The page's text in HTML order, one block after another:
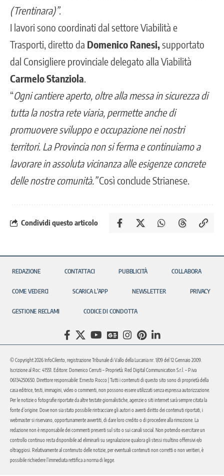
(Trentinara)”.
I lavori sono coordinati dal settore Viabilità e
Trasporti, diretto da Domenico Ranesi,supportato
dal Consigliere provinciale delegato alla Viabilità
Carmelo Stanziola
“Ogni cantiere aperto, oltre alla messa in sicurezza di
tutta la nostra rete viaria, permette anche di
promuovere sviluppo e occupazione nei nostri
territori. La Provincia non si ferma e continuiamo a
lavorare in assoluta vicinanza alle esigenze concrete
delle nostre comunità.”Così conclude Strianese.
Condividi questo articolo
REDAZIONE CONTATTACI PUBBLICITÀ COLLABORA
COME VEDERCI SCARICA L’APP NEWSLETTER PRIVACY
GESTIONE RECLAMI CODICE DI CONDOTTA
© Copyright 2026 InfoCilento, registrazione Tribunale di Vallo della Lucania nr. 1/09 del 12 Gennaio 2009.
Iscrizione al Roc: 41551. Editore: Domenico Cerruti – Proprietà: Red Digital Communication S.r.l. – P.iva
06134250650. Direttore responsabile: Ernesto Rocco | Tutti i contenuti di questo sito sono di proprietà della
casa editrice, testi, immagini, video o commenti, non possono essere utilizzati senza espressa autorizzazione.
Per le notizie o fotografie riportate da altre testate giornalistiche, agenzie o siti internet sarà sempre citata la
fonte d’origine. Dove non sia stato possibile rintracciare gli autori o aventi diritto dei contenuti riportati, i
webmaster si riservano, opportunamente avvertiti, di dare loro credito o di procedere alla rimozione. La
redazione non è responsabile dei commenti presenti sul sito o sui canali social. Non potendo esercitare un
controllo continuo resta disponibile ad eliminarli su segnalazione qualora gli stessi risultino offensivi e/o
oltraggiosi. Relativamente al contenuto delle notizie, per eventuali contenuti non corretti o non veritieri, è
possibile richiedere l’immediata rettifica a norma di legge.